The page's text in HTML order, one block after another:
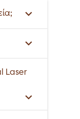
Laser